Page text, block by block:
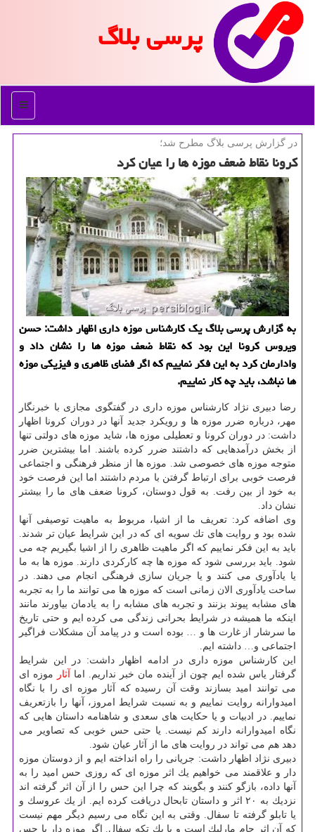
پرسی بلاگ
منو
در گزارش پرسی بلاگ مطرح شد؛
كرونا نقاط ضعف موزه ها را عیان كرد
به گزارش پرسی بلاگ یك كارشناس موزه داری اظهار داشت: حسن
ویروس كرونا این بود كه نقاط ضعف موزه ها را نشان داد و
وادارمان كرد به این فكر نماییم كه اگر فضای ظاهری و فیزیكی موزه
ها نباشد، باید چه كار نماییم.
رضا دبیری نژاد كارشناس موزه داری در گفتگوی مجازی با خبرنگار
مهر، درباره ضرر موزه ها و رویكرد جدید آنها در دوران كرونا اظهار
داشت: در دوران كرونا و تعطیلی موزه ها، شاید موزه های دولتی تنها
از بخش درآمدهایی كه داشتند ضرر كرده باشند. اما بیشترین ضرر
متوجه موزه های خصوصی شد. موزه ها از منظر فرهنگی و اجتماعی
فرصت خوبی برای ارتباط گرفتن با مردم داشتند اما این فرصت خود
به خود از بین رفت. به قول دوستان، كرونا ضعف های ما را بیشتر
نشان داد.
وی اضافه كرد: تعریف ما از اشیا، مربوط به ماهیت توصیفی آنها
شده بود و روایت های تك سویه ای كه در این شرایط عیان تر شدند.
باید به این فكر نماییم كه اگر ماهیت ظاهری را از اشیا بگیریم چه می
شود. باید بررسی شود كه موزه ها چه كاركردی دارند. موزه ها به ما
یا یادآوری می كنند و یا جریان سازی فرهنگی انجام می دهند. در
ساحت یادآوری الان زمانی است كه موزه ها می توانند ما را به تجربه
های مشابه پیوند بزنند و تجربه های مشابه را به یادمان بیاورند مانند
اینكه ما همیشه در شرایط بحرانی زندگی می كرده ایم و حتی تاریخ
ما سرشار از غارت ها و … بوده است و در پیامد آن مشكلات فراگیر
اجتماعی و… داشته ایم.
این كارشناس موزه داری در ادامه اظهار داشت: در این شرایط
گرفتار یاس شده ایم چون از آینده مان خبر نداریم. اما
آثار
موزه ای
می توانند امید بسازند وقت آن رسیده كه آثار موزه ای را با نگاه
امیدوارانه روایت نماییم و به نسبت شرایط امروز، آنها را بازتعریف
نماییم. در ادبیات و یا حكایت های سعدی و شاهنامه داستان هایی كه
نگاه امیدوارانه دارند كم نیست. یا حتی حس خوبی كه تصاویر می
دهد هم می تواند در روایت های ما از آثار عیان شود.
دبیری نژاد اظهار داشت: جریانی را راه انداخته ایم و از دوستان موزه
دار و علاقمند می خواهیم یك اثر موزه ای كه روزی حس امید را به
آنها داده، بازگو كنند و بگویند كه چرا این حس را از آن اثر گرفته اند
نزدیك به ۲۰ اثر و داستان تابحال دریافت كرده ایم. از یك عروسك و
یا تابلو گرفته تا سفال. وقتی به این نگاه می رسیم دیگر مهم نیست
كه آن اثر جام مارلیك است و یا یك تكه سفال. اگر موزه دار با حس